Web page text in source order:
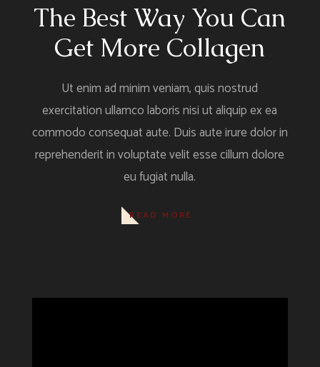
The Best Way You Can
Get More Collagen
Ut enim ad minim veniam, quis nostrud
exercitation ullamco laboris nisi ut aliquip ex ea
commodo consequat aute. Duis aute irure dolor in
reprehenderit in voluptate velit esse cillum dolore
eu fugiat nulla.
READ MORE